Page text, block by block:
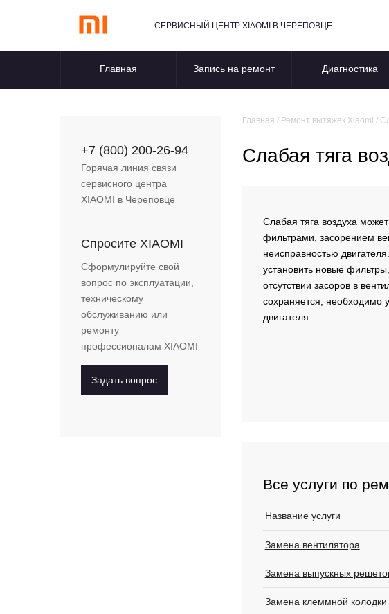
СЕРВИСНЫЙ ЦЕНТР XIAOMI В ЧЕРЕПОВЦЕ
Главная Запись на ремонт Диагностика
+7 (800) 200-26-94
Горячая линия связи
сервисного центра
XIAOMI в Череповце
Спросите XIAOMI
Сформулируйте свой
вопрос по эксплуатации,
техническому
обслуживанию или
ремонту
профессионалам XIAOMI
Задать вопрос
Главная / Ремонт вытяжек Xiaomi /
Слабая тяга
Слабая тяга воздуха
фильтрами, засорением
неисправностью
установить новые
отсутствии засоров в
сохраняется, необходимо
двигателя.
Все услуги по
Название услуги
Замена вентилятора
Замена выпускных
Замена клеммной колодки